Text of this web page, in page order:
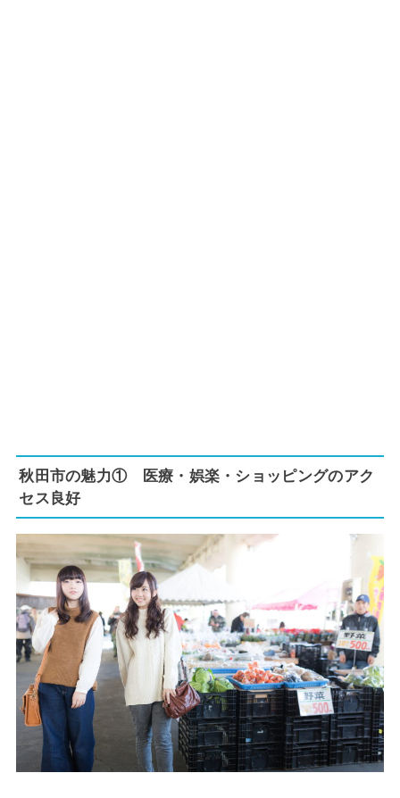
秋田市の魅力① 医療・娯楽・ショッピングのアク
セス良好